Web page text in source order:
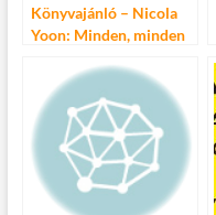
Könyvajánló – Nicola
Yoon: Minden, minden